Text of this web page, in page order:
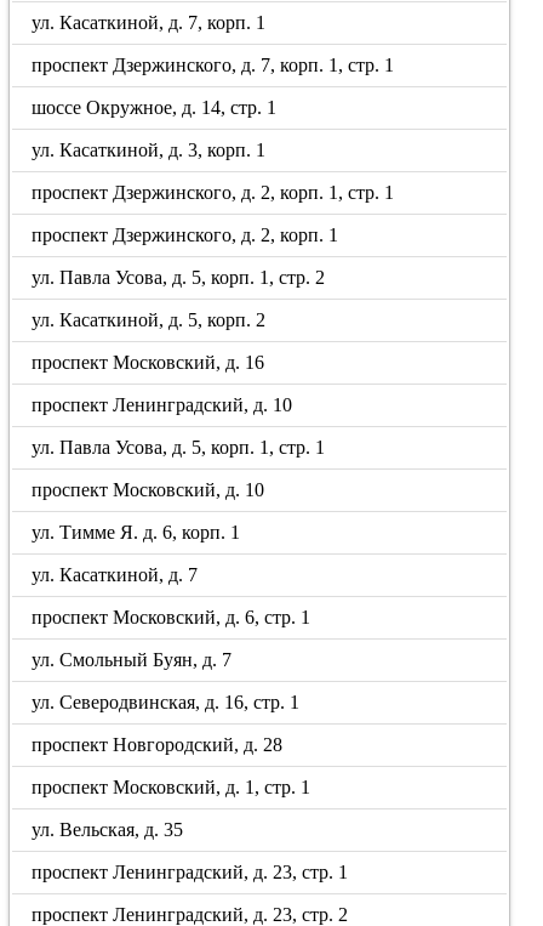
ул. Касаткиной, д. 7, корп. 1
проспект Дзержинского, д. 7, корп. 1, стр. 1
шоссе Окружное, д. 14, стр. 1
ул. Касаткиной, д. 3, корп. 1
проспект Дзержинского, д. 2, корп. 1, стр. 1
проспект Дзержинского, д. 2, корп. 1
ул. Павла Усова, д. 5, корп. 1, стр. 2
ул. Касаткиной, д. 5, корп. 2
проспект Московский, д. 16
проспект Ленинградский, д. 10
ул. Павла Усова, д. 5, корп. 1, стр. 1
проспект Московский, д. 10
ул. Тимме Я. д. 6, корп. 1
ул. Касаткиной, д. 7
проспект Московский, д. 6, стр. 1
ул. Смольный Буян, д. 7
ул. Северодвинская, д. 16, стр. 1
проспект Новгородский, д. 28
проспект Московский, д. 1, стр. 1
ул. Вельская, д. 35
проспект Ленинградский, д. 23, стр. 1
проспект Ленинградский, д. 23, стр. 2